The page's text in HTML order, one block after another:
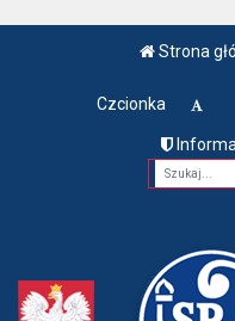
Strona
Czcionka
Fraza